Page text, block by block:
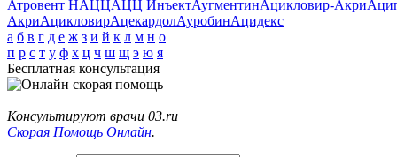
Атровент НАЦЦАЦЦ ИнъектАугментинАцикловир-Акри
АкриАцикловирАцекардолАуробинАцидекс
а б в г д е ж з и й к л м н о
п р с т у ф х ц ч ш щ э ю я
Бесплатная консультация
Консультируют врачи 03.ru
Скорая Помощь Онлайн.